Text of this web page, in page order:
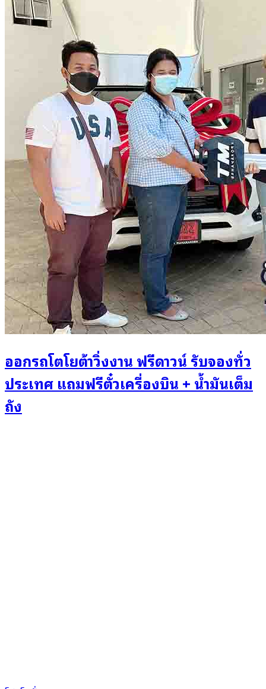
ออกรถโตโยต้าวิ่งงาน ฟรีดาวน์ รับจองทั่ว
ประเทศ แถมฟรีตั๋วเครื่องบิน + น้ำมันเต็ม
ถัง